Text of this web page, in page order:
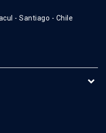
- Santiago - Chile